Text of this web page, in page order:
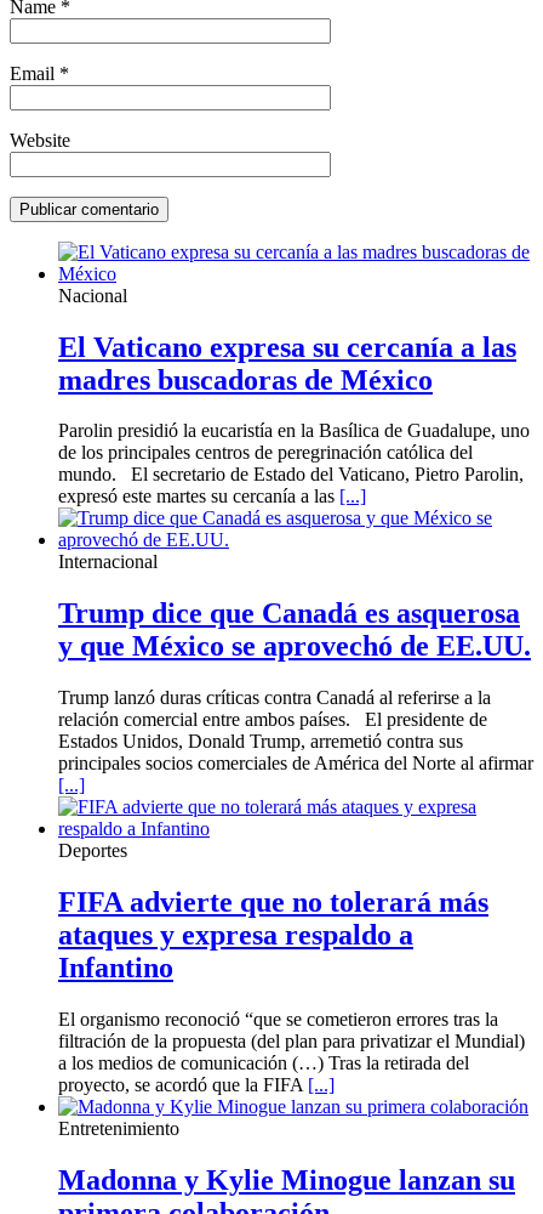
Name *
Email *
Website
Nacional
El Vaticano expresa su cercanía a las
madres buscadoras de México
Parolin presidió la eucaristía en la Basílica de Guadalupe, uno
de los principales centros de peregrinación católica del
mundo. El secretario de Estado del Vaticano, Pietro Parolin,
expresó este martes su cercanía a las [...]
Internacional
Trump dice que Canadá es asquerosa
y que México se aprovechó de EE.UU.
Trump lanzó duras críticas contra Canadá al referirse a la
relación comercial entre ambos países. El presidente de
Estados Unidos, Donald Trump, arremetió contra sus
principales socios comerciales de América del Norte al afirmar
[...]
Deportes
FIFA advierte que no tolerará más
ataques y expresa respaldo a
Infantino
El organismo reconoció “que se cometieron errores tras la
filtración de la propuesta (del plan para privatizar el Mundial)
a los medios de comunicación (…) Tras la retirada del
proyecto, se acordó que la FIFA [...]
Entretenimiento
Madonna y Kylie Minogue lanzan su